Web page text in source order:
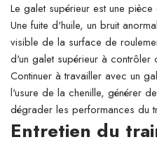
Le galet supérieur est une
Une fuite d'huile, un bruit
visible de la surface de
d'un galet supérieur à contrôler
Continuer à travailler avec un
l'usure de la chenille, générer
dégrader les performances du
Entretien du